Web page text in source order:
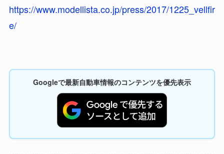
https://www.modellista.co.jp/press/2017/1225_vellfir
e/
Googleで最新自動車情報のコンテンツを優先表示